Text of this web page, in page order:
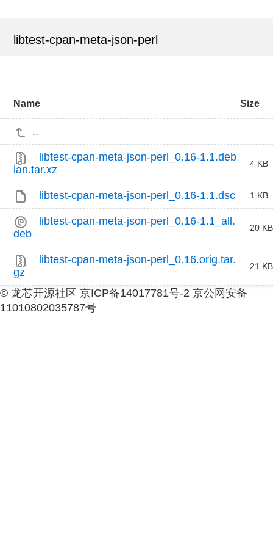
libtest-cpan-meta-json-perl
Name Size
.. —
libtest-cpan-meta-json-perl_0.16-1.1.deb
ian.tar.xz
4 KB
libtest-cpan-meta-json-perl_0.16-1.1.dsc 1 KB
libtest-cpan-meta-json-perl_0.16-1.1_all.
deb
20 KB
libtest-cpan-meta-json-perl_0.16.orig.tar.
gz
21 KB
© 龙芯开源社区 京ICP备14017781号-2 京公网安备
11010802035787号